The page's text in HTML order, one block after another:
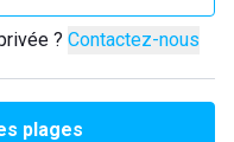
? Contactez-nous
plages